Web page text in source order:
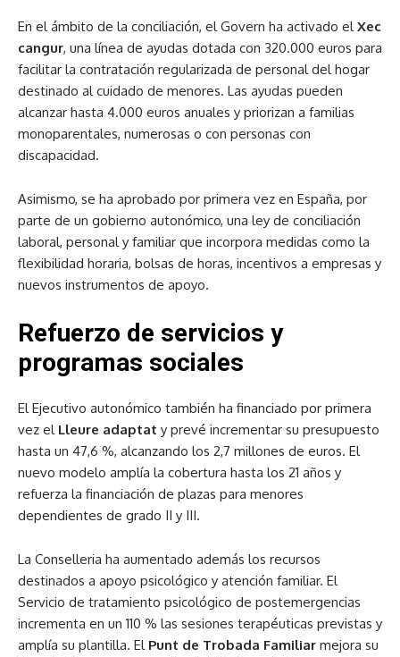
En el ámbito de la conciliación, el Govern ha activado elXec
cangur, una línea de ayudas dotada con 320.000 euros para
facilitar la contratación regularizada de personal del hogar
destinado al cuidado de menores. Las ayudas pueden
alcanzar hasta 4.000 euros anuales y priorizan a familias
monoparentales, numerosas o con personas con
discapacidad.
Asimismo, se ha aprobado por primera vez en España, por
parte de un gobierno autonómico, una ley de conciliación
laboral, personal y familiar que incorpora medidas como la
flexibilidad horaria, bolsas de horas, incentivos a empresas y
nuevos instrumentos de apoyo.
Refuerzo de servicios y
programas sociales
El Ejecutivo autonómico también ha financiado por primera
vez el Lleure adaptat y prevé incrementar su presupuesto
hasta un 47,6 %, alcanzando los 2,7 millones de euros. El
nuevo modelo amplía la cobertura hasta los 21 años y
refuerza la financiación de plazas para menores
dependientes de grado II y III.
La Conselleria ha aumentado además los recursos
destinados a apoyo psicológico y atención familiar. El
Servicio de tratamiento psicológico de postemergencias
incrementa en un 110 % las sesiones terapéuticas previstas y
amplía su plantilla. El Punt de Trobada Familiar mejora su